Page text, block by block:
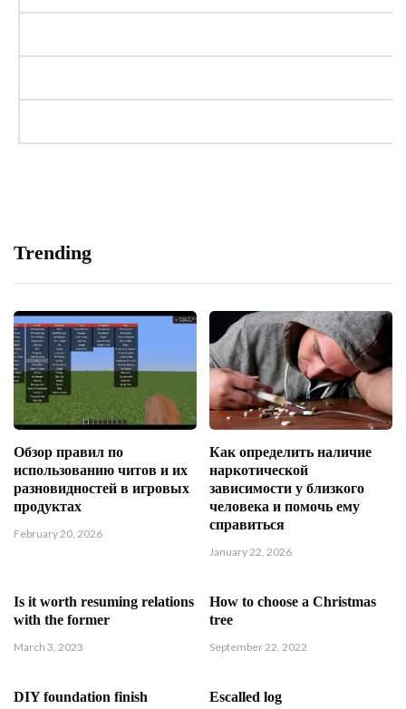
Trending
Обзор правил по
использованию читов и их
разновидностей в игровых
продуктах
February 20, 2026
Как определить наличие
наркотической
зависимости у близкого
человека и помочь ему
справиться
January 22, 2026
Is it worth resuming relations
with the former
March 3, 2023
How to choose a Christmas
tree
September 22, 2022
DIY foundation finish Escalled log